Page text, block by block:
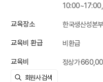
교육장소 한국생산성본
교육비 환급 비환급
교육비 정상가